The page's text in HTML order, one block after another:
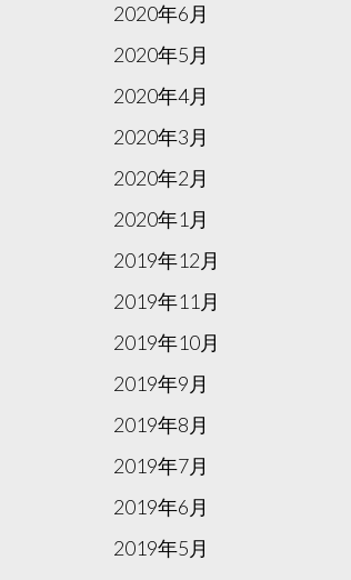
2020年6月
2020年5月
2020年4月
2020年3月
2020年2月
2020年1月
2019年12月
2019年11月
2019年10月
2019年9月
2019年8月
2019年7月
2019年6月
2019年5月